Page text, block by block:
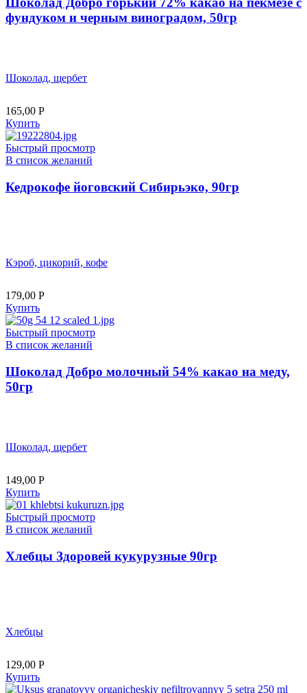
фундуком и черным виноградом, 50гр
Шоколад, щербет
165,00 Р
Купить
Быстрый просмотр
В список желаний
Кедрокофе йоговский Сибирьэко, 90гр
Кэроб, цикорий, кофе
179,00 Р
Купить
Быстрый просмотр
В список желаний
Шоколад Добро молочный 54% какао на меду,
50гр
Шоколад, щербет
149,00 Р
Купить
Быстрый просмотр
В список желаний
Хлебцы Здоровей кукурузные 90гр
Хлебцы
129,00 Р
Купить